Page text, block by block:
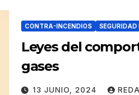
CONTRA-INCENDIOS SEGURIDAD
Leyes del
gases
13 JUNIO, 2024